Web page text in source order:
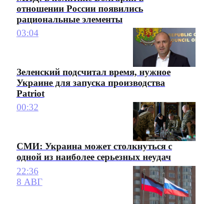
отношении России появились
рациональные элементы
03:04
Зеленский подсчитал время, нужное
Украине для запуска производства
Patriot
00:32
СМИ: Украина может столкнуться с
одной из наиболее серьезных неудач
22:36
8 АВГ